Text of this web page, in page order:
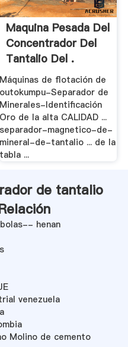
Maquina Pesada Del
Concentrador Del
Tantalio Del .
Máquinas de flotación de
outokumpu-Separador de
Minerales-Identificación
Oro de la alta CALIDAD ...
separador-magnetico-de-
mineral-de-tantalio ... de la
tabla ...
de tantalio
henan
venezuela
Molino de cemento